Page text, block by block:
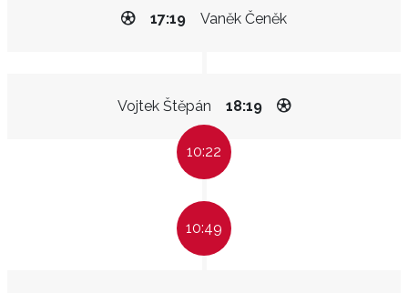
Vaněk Čeněk
17:19
Vojtek Štěpán 18:19
10:22
10:49